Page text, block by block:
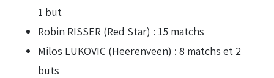
1 but
Robin RISSER (Red Star) : 15 matchs
Milos LUKOVIC (Heerenveen) : 8 matchs et 2
buts